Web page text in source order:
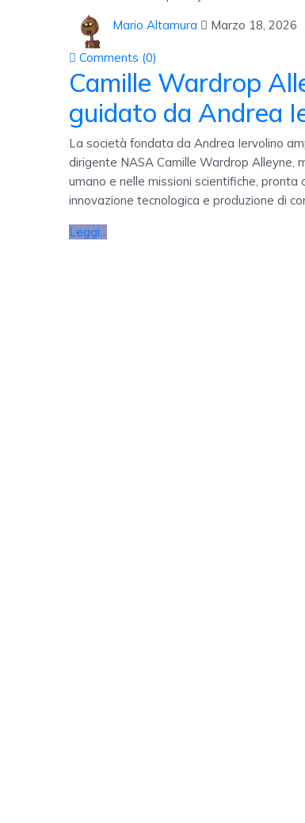
Mario Altamura Marzo 18, 2026
Comments (0)
Camille Wardrop
guidato da Andrea
La società fondata da Andrea Iervolino
dirigente NASA Camille Wardrop Alleyne,
umano e nelle missioni scientifiche,
innovazione tecnologica e produzione di
Leggi...